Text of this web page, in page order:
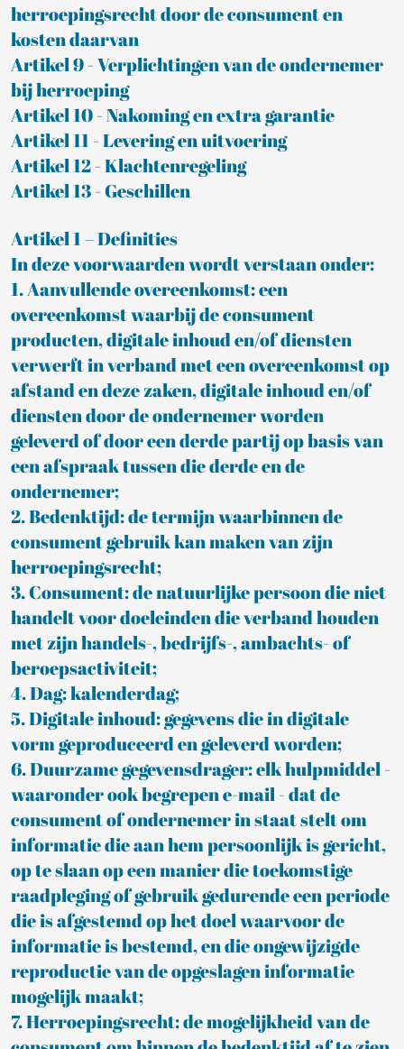
herroepingsrecht door de consument en
kosten daarvan
Artikel 9 - Verplichtingen van de ondernemer
bij herroeping
Artikel 10 - Nakoming en extra garantie
Artikel 11 - Levering en uitvoering
Artikel 12 - Klachtenregeling
Artikel 13 - Geschillen
Artikel 1 – Definities
In deze voorwaarden wordt verstaan onder:
1. Aanvullende overeenkomst: een
overeenkomst waarbij de consument
producten, digitale inhoud en/of diensten
verwerft in verband met een overeenkomst op
afstand en deze zaken, digitale inhoud en/of
diensten door de ondernemer worden
geleverd of door een derde partij op basis van
een afspraak tussen die derde en de
ondernemer;
2. Bedenktijd: de termijn waarbinnen de
consument gebruik kan maken van zijn
herroepingsrecht;
3. Consument: de natuurlijke persoon die niet
handelt voor doeleinden die verband houden
met zijn handels-, bedrijfs-, ambachts- of
beroepsactiviteit;
4. Dag: kalenderdag;
5. Digitale inhoud: gegevens die in digitale
vorm geproduceerd en geleverd worden;
6. Duurzame gegevensdrager: elk hulpmiddel -
waaronder ook begrepen e-mail - dat de
consument of ondernemer in staat stelt om
informatie die aan hem persoonlijk is gericht,
op te slaan op een manier die toekomstige
raadpleging of gebruik gedurende een periode
die is afgestemd op het doel waarvoor de
informatie is bestemd, en die ongewijzigde
reproductie van de opgeslagen informatie
mogelijk maakt;
7. Herroepingsrecht: de mogelijkheid van de